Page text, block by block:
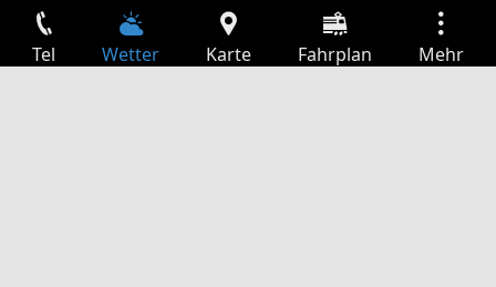
Tel Wetter Karte Fahrplan Mehr